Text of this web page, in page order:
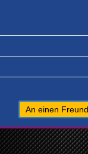
An einen